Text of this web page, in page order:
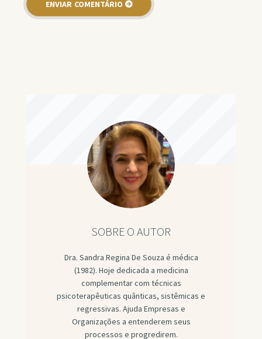
SOBRE O AUTOR
Dra. Sandra Regina De Souza é médica
(1982). Hoje dedicada a medicina
complementar com técnicas
psicoterapêuticas quânticas, sistêmicas e
regressivas. Ajuda Empresas e
Organizações a entenderem seus
processos e progredirem.